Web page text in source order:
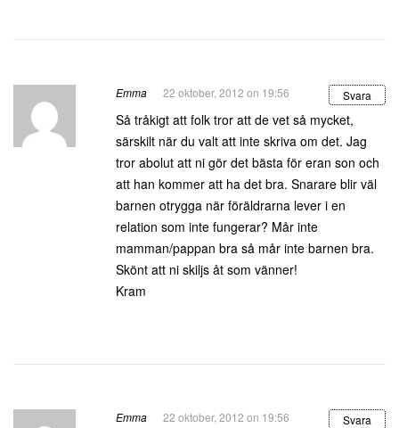
Emma 22 oktober, 2012 on 19:56 Svara
Så tråkigt att folk tror att de vet så mycket,
särskilt när du valt att inte skriva om det. Jag
tror abolut att ni gör det bästa för eran son och
att han kommer att ha det bra. Snarare blir väl
barnen otrygga när föräldrarna lever i en
relation som inte fungerar? Mår inte
mamman/pappan bra så mår inte barnen bra.
Skönt att ni skiljs åt som vänner!
Kram
Emma 22 oktober, 2012 on 19:56 Svara